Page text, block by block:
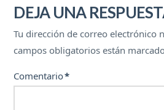
DEJA UNA
Tu dirección de correo electrónico
campos obligatorios están
Comentario*